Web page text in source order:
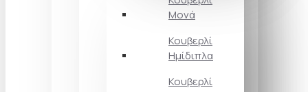
Μονά
Κουβερλί
Ημίδιπλα
Κουβερλί